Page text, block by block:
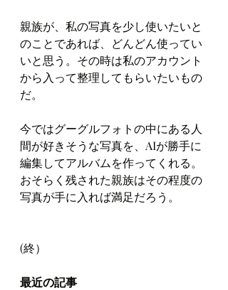
親族が、私の写真を少し使いたいと
のことであれば、どんどん使ってい
いと思う。その時は私のアカウント
から入って整理してもらいたいもの
だ。
今ではグーグルフォトの中にある人
間が好きそうな写真を、AIが勝手に
編集してアルバムを作ってくれる。
おそらく残された親族はその程度の
写真が手に入れば満足だろう。
(終）
最近の記事